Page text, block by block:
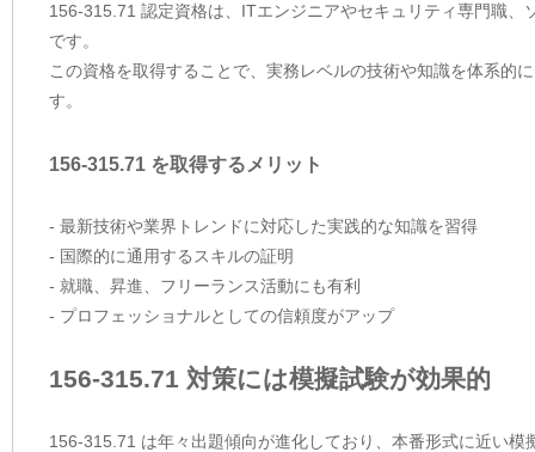
156-315.71 認定資格は、ITエンジニアやセキュリティ専門職
です。
この資格を取得することで、実務レベルの技術や知識を体系的
す。
156-315.71 を取得するメリット
- 最新技術や業界トレンドに対応した実践的な知識を習得
- 国際的に通用するスキルの証明
- 就職、昇進、フリーランス活動にも有利
- プロフェッショナルとしての信頼度がアップ
156-315.71 対策には模擬試験が効果的
156-315.71 は年々出題傾向が進化しており、本番形式に近い